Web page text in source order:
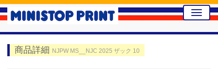
Toggle
商品詳細 NJPW MS__NJC 2025 ザック 10